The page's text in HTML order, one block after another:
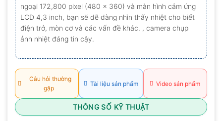
ngoại 172,800 pixel (480 × 360) và màn hình cảm ứng
LCD 4,3 inch, bạn sẽ dễ dàng nhìn thấy nhiệt cho biết
điện trở, mòn cơ và các vấn đề khác. , camera chụp
ảnh nhiệt đáng tin cậy.
Câu hỏi thường
gặp
Tài liệu sản phẩm Video sản phẩm
THÔNG SỐ KỸ THUẬT